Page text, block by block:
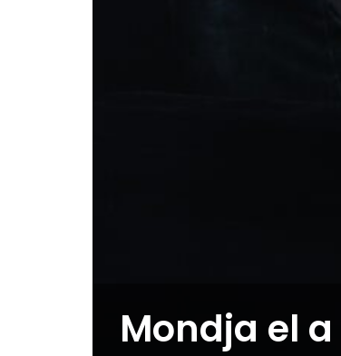
Mondja el